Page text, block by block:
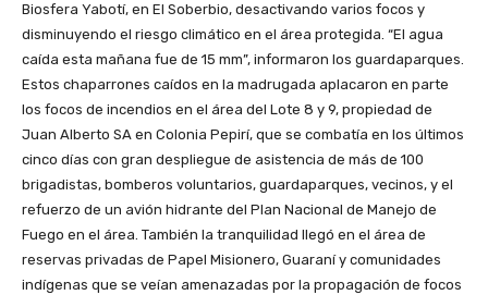
Biosfera Yabotí, en El Soberbio, desactivando varios focos y
disminuyendo el riesgo climático en el área protegida. “El agua
caída esta mañana fue de 15 mm”, informaron los guardaparques.
Estos chaparrones caídos en la madrugada aplacaron en parte
los focos de incendios en el área del Lote 8 y 9, propiedad de
Juan Alberto SA en Colonia Pepirí, que se combatía en los últimos
cinco días con gran despliegue de asistencia de más de 100
brigadistas, bomberos voluntarios, guardaparques, vecinos, y el
refuerzo de un avión hidrante del Plan Nacional de Manejo de
Fuego en el área. También la tranquilidad llegó en el área de
reservas privadas de Papel Misionero, Guaraní y comunidades
indígenas que se veían amenazadas por la propagación de focos